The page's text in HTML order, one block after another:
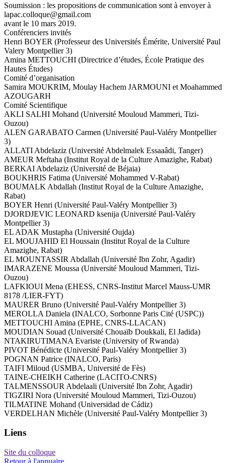
Soumission : les propositions de communication sont à envoyer à
lapac.colloque@gmail.com
avant le 10 mars 2019.
Conférenciers invités
Henri BOYER (Professeur des Universités Émérite, Université Paul
Valery Montpellier 3)
Amina METTOUCHI (Directrice d’études, École Pratique des
Hautes Études)
Comité d’organisation
Samira MOUKRIM, Moulay Hachem JARMOUNI et Moahammed
AZOUGARH
Comité Scientifique
AKLI SALHI Mohand (Université Mouloud Mammeri, Tizi-
Ouzou)
ALEN GARABATO Carmen (Université Paul-Valéry Montpellier
3)
ALLATI Abdelaziz (Université Abdelmalek Essaaâdi, Tanger)
AMEUR Meftaha (Institut Royal de la Culture Amazighe, Rabat)
BERKAI Abdelaziz (Université de Béjaia)
BOUKHRIS Fatima (Université Mohammed V-Rabat)
BOUMALK Abdallah (Institut Royal de la Culture Amazighe,
Rabat)
BOYER Henri (Université Paul-Valéry Montpellier 3)
DJORDJEVIC LEONARD ksenija (Université Paul-Valéry
Montpellier 3)
EL ADAK Mustapha (Université Oujda)
EL MOUJAHID El Houssain (Institut Royal de la Culture
Amazighe, Rabat)
EL MOUNTASSIR Abdallah (Université Ibn Zohr, Agadir)
IMARAZENE Moussa (Université Mouloud Mammeri, Tizi-
Ouzou)
LAFKIOUI Mena (EHESS, CNRS-Institut Marcel Mauss-UMR
8178 /LIER-FYT)
MAURER Bruno (Université Paul-Valéry Montpellier 3)
MEROLLA Daniela (INALCO, Sorbonne Paris Cité (USPC))
METTOUCHI Amina (EPHE, CNRS-LLACAN)
MOUDIAN Souad (Université Chouaïb Doukkali, El Jadida)
NTAKIRUTIMANA Evariste (University of Rwanda)
PIVOT Bénédicte (Université Paul-Valéry Montpellier 3)
POGNAN Patrice (INALCO, Paris)
TAIFI Miloud (USMBA, Université de Fès)
TAINE-CHEIKH Catherine (LACITO-CNRS)
TALMENSSOUR Abdelaali (Université Ibn Zohr, Agadir)
TIGZIRI Nora (Université Mouloud Mammeri, Tizi-Ouzou)
TILMATINE Mohand (Universidad de Cádiz)
VERDELHAN Michèle (Université Paul-Valéry Montpellier 3)
Liens
Site du colloque
Retour à l'annuaire